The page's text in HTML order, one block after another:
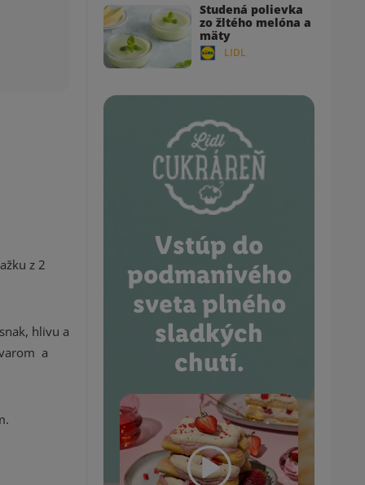
z 2
hlivu a
a
Studená polievka
zo žltého melóna a
mäty
LIDL
Vstúp do
podmanivého
sveta plného
sladkých
chutí.